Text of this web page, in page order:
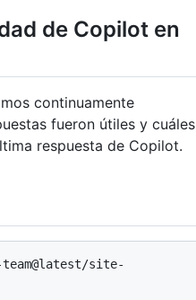
de Copilot en
continuamente
fueron útiles y cuáles
respuesta de Copilot.